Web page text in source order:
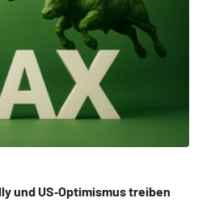
und US‑Optimismus treiben